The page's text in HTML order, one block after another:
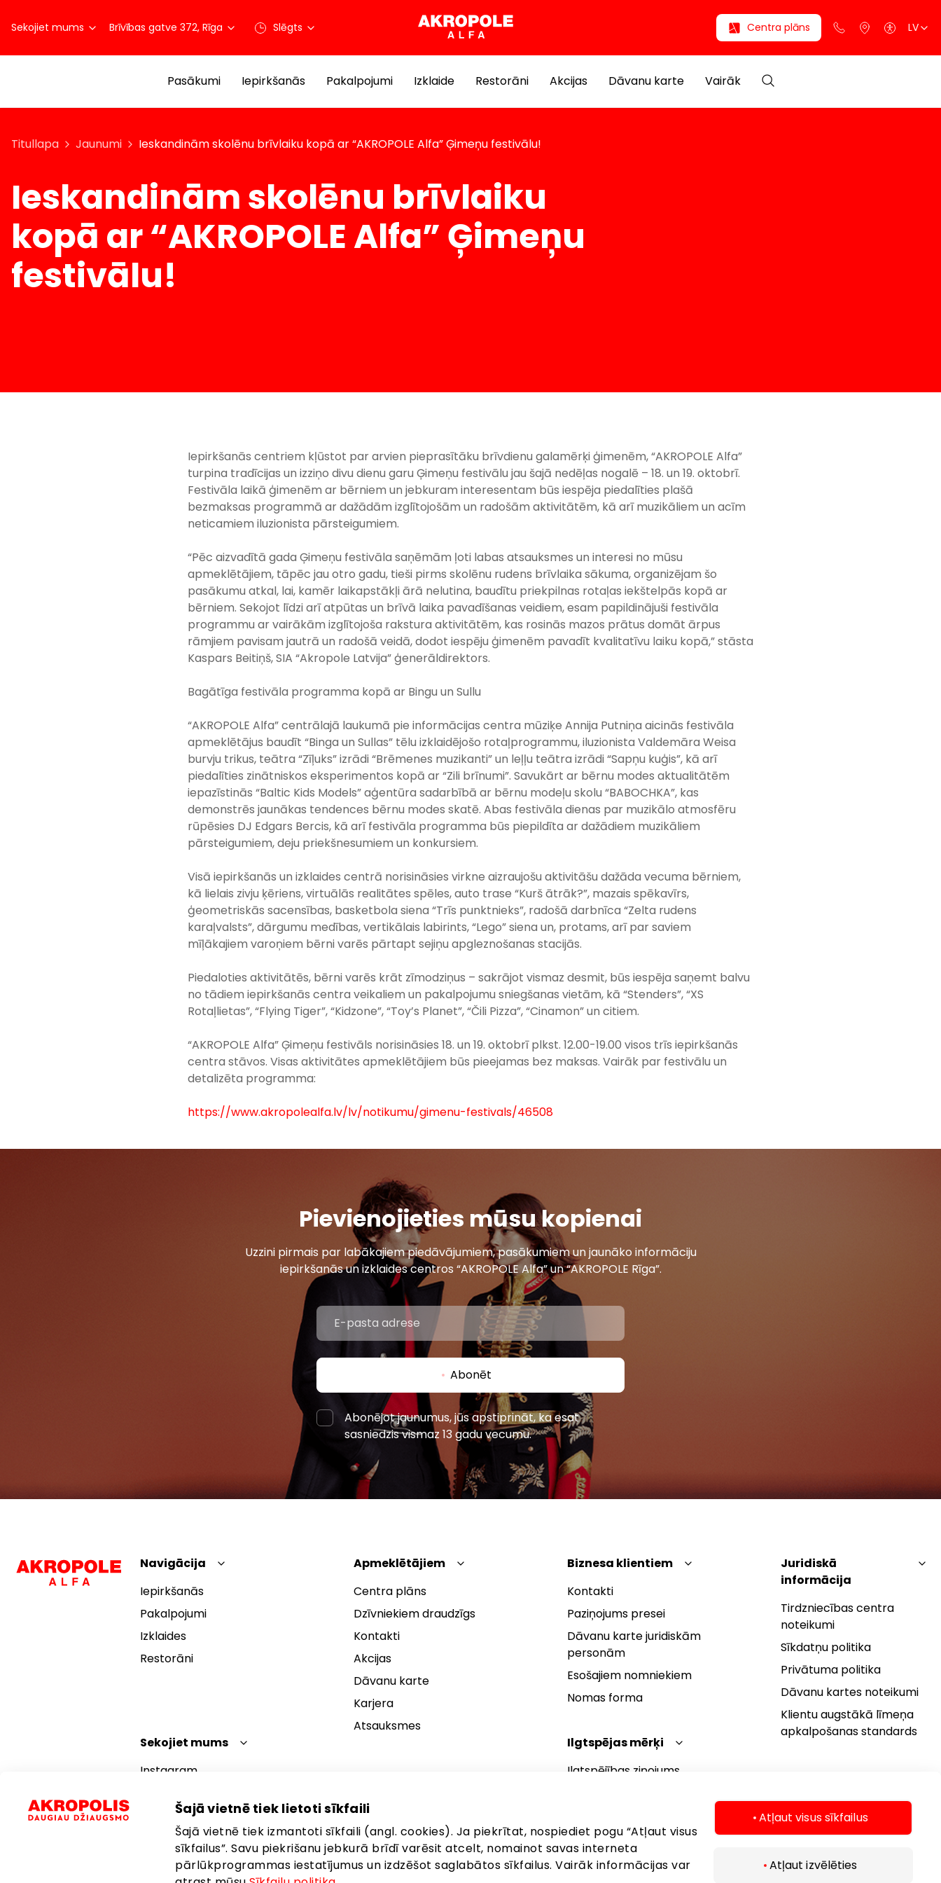
Šajā vietnē tiek lietoti sīkfaili
Šajā vietnē tiek izmantoti sīkfaili (angl. cookies). Ja piekrītat, nospiediet pogu “Atļaut visus
sīkfailus”. Savu piekrišanu jebkurā brīdī varēsit atcelt, nomainot savas interneta
pārlūkprogrammas iestatījumus un izdzēšot saglabātos sīkfailus. Vairāk informācijas var
Atļaut visus sīkfailus
Atļaut izvēlēties
Sekojiet mums Brīvības gatve 372, Rīga Slēgts Centra plāns LV
Pasākumi Iepirkšanās Pakalpojumi Izklaide Restorāni Akcijas Dāvanu karte Vairāk
Titullapa Jaunumi Ieskandinām skolēnu brīvlaiku kopā ar “AKROPOLE Alfa” Ģimeņu festivālu!
Ieskandinām skolēnu brīvlaiku
kopā ar “AKROPOLE Alfa” Ģimeņu
festivālu!
Iepirkšanās centriem kļūstot par arvien pieprasītāku brīvdienu galamērķi ģimenēm, “AKROPOLE Alfa”
turpina tradīcijas un izziņo divu dienu garu Ģimeņu festivālu jau šajā nedēļas nogalē – 18. un 19. oktobrī.
Festivāla laikā ģimenēm ar bērniem un jebkuram interesentam būs iespēja piedalīties plašā
bezmaksas programmā ar dažādām izglītojošām un radošām aktivitātēm, kā arī muzikāliem un acīm
neticamiem iluzionista pārsteigumiem.
“Pēc aizvadītā gada Ģimeņu festivāla saņēmām ļoti labas atsauksmes un interesi no mūsu
apmeklētājiem, tāpēc jau otro gadu, tieši pirms skolēnu rudens brīvlaika sākuma, organizējam šo
pasākumu atkal, lai, kamēr laikapstākļi ārā nelutina, baudītu priekpilnas rotaļas iekštelpās kopā ar
bērniem. Sekojot līdzi arī atpūtas un brīvā laika pavadīšanas veidiem, esam papildinājuši festivāla
programmu ar vairākām izglītojoša rakstura aktivitātēm, kas rosinās mazos prātus domāt ārpus
rāmjiem pavisam jautrā un radošā veidā, dodot iespēju ģimenēm pavadīt kvalitatīvu laiku kopā,” stāsta
Kaspars Beitiņš, SIA “Akropole Latvija” ģenerāldirektors.
Bagātīga festivāla programma kopā ar Bingu un Sullu
“AKROPOLE Alfa” centrālajā laukumā pie informācijas centra mūziķe Annija Putniņa aicinās festivāla
apmeklētājus baudīt “Binga un Sullas” tēlu izklaidējošo rotaļprogrammu, iluzionista Valdemāra Weisa
burvju trikus, teātra “Zīļuks” izrādi “Brēmenes muzikanti” un leļļu teātra izrādi “Sapņu kuģis”, kā arī
piedalīties zinātniskos eksperimentos kopā ar “Zili brīnumi”. Savukārt ar bērnu modes aktualitātēm
iepazīstinās “Baltic Kids Models” aģentūra sadarbībā ar bērnu modeļu skolu “BABOCHKA”, kas
demonstrēs jaunākas tendences bērnu modes skatē. Abas festivāla dienas par muzikālo atmosfēru
rūpēsies DJ Edgars Bercis, kā arī festivāla programma būs piepildīta ar dažādiem muzikāliem
pārsteigumiem, deju priekšnesumiem un konkursiem.
Visā iepirkšanās un izklaides centrā norisināsies virkne aizraujošu aktivitāšu dažāda vecuma bērniem,
kā lielais zivju ķēriens, virtuālās realitātes spēles, auto trase “Kurš ātrāk?”, mazais spēkavīrs,
ģeometriskās sacensības, basketbola siena “Trīs punktnieks”, radošā darbnīca “Zelta rudens
karaļvalsts”, dārgumu medības, vertikālais labirints, “Lego” siena un, protams, arī par saviem
mīļākajiem varoņiem bērni varēs pārtapt sejiņu apgleznošanas stacijās.
Piedaloties aktivitātēs, bērni varēs krāt zīmodziņus – sakrājot vismaz desmit, būs iespēja saņemt balvu
no tādiem iepirkšanās centra veikaliem un pakalpojumu sniegšanas vietām, kā “Stenders”, “XS
Rotaļlietas”, “Flying Tiger”, “Kidzone”, “Toy’s Planet”, “Čili Pizza”, “Cinamon” un citiem.
“AKROPOLE Alfa” Ģimeņu festivāls norisināsies 18. un 19. oktobrī plkst. 12.00-19.00 visos trīs iepirkšanās
centra stāvos. Visas aktivitātes apmeklētājiem būs pieejamas bez maksas. Vairāk par festivālu un
detalizēta programma:
https://www.akropolealfa.lv/lv/notikumu/gimenu-festivals/46508
Pievienojieties mūsu kopienai
Uzzini pirmais par labākajiem piedāvājumiem, pasākumiem un jaunāko informāciju
iepirkšanās un izklaides centros “AKROPOLE Alfa” un “AKROPOLE Rīga”.
Abonēt
Abonējot jaunumus, jūs apstiprināt, ka esat
sasniedzis vismaz 13 gadu vecumu.
Navigācija
Iepirkšanās
Pakalpojumi
Izklaides
Restorāni
Apmeklētājiem
Centra plāns
Dzīvniekiem draudzīgs
Kontakti
Akcijas
Dāvanu karte
Karjera
Atsauksmes
Biznesa klientiem
Kontakti
Paziņojums presei
Dāvanu karte juridiskām
personām
Esošajiem nomniekiem
Nomas forma
Ilgtspējas mērķi
Ilgtspējības ziņojums
Juridiskā
informācija
Tirdzniecības centra
noteikumi
Sīkdatņu politika
Privātuma politika
Dāvanu kartes noteikumi
Klientu augstākā līmeņa
apkalpošanas standards
Sekojiet mums
Instagram
YouTube